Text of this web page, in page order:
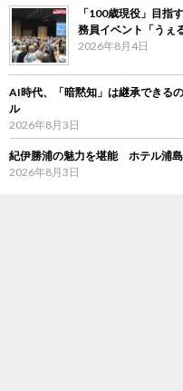
「100歳現役」目
務員イベント「うぇ
2026年8月4日
AI時代、「暗黙知」は継承できる
ル
2026年8月3日
紀伊勝浦の魅力を堪能 ホテル浦
2026年8月3日